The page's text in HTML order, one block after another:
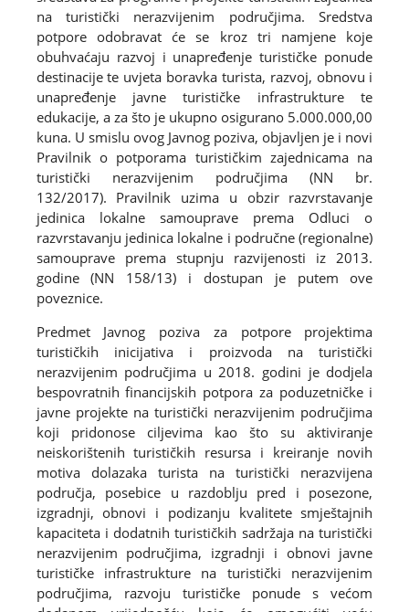
na turistički nerazvijenim područjima. Sredstva
potpore odobravat će se kroz tri namjene koje
obuhvaćaju razvoj i unapređenje turističke ponude
destinacije te uvjeta boravka turista, razvoj, obnovu i
unapređenje javne turističke infrastrukture te
edukacije, a za što je ukupno osigurano 5.000.000,00
kuna. U smislu ovog Javnog poziva, objavljen je i novi
Pravilnik o potporama turističkim zajednicama na
turistički nerazvijenim područjima (NN br.
132/2017). Pravilnik uzima u obzir razvrstavanje
jedinica lokalne samouprave prema Odluci o
razvrstavanju jedinica lokalne i područne (regionalne)
samouprave prema stupnju razvijenosti iz 2013.
godine (NN 158/13) i dostupan je putem ove
poveznice.
Predmet Javnog poziva za potpore projektima
turističkih inicijativa i proizvoda na turistički
nerazvijenim područjima u 2018. godini je dodjela
bespovratnih financijskih potpora za poduzetničke i
javne projekte na turistički nerazvijenim područjima
koji pridonose ciljevima kao što su aktiviranje
neiskorištenih turističkih resursa i kreiranje novih
motiva dolazaka turista na turistički nerazvijena
područja, posebice u razdoblju pred i posezone,
izgradnji, obnovi i podizanju kvalitete smještajnih
kapaciteta i dodatnih turističkih sadržaja na turistički
nerazvijenim područjima, izgradnji i obnovi javne
turističke infrastrukture na turistički nerazvijenim
područjima, razvoju turističke ponude s većom